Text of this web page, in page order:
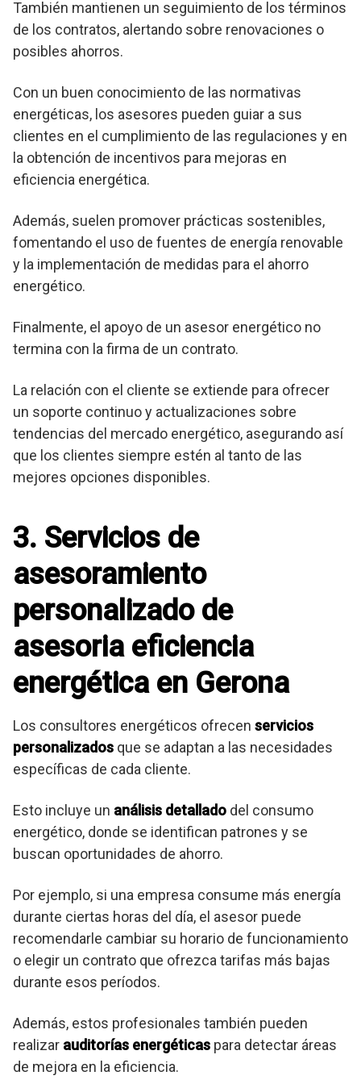
También mantienen un seguimiento de los términos
de los contratos, alertando sobre renovaciones o
posibles ahorros.
Con un buen conocimiento de las normativas
energéticas, los asesores pueden guiar a sus
clientes en el cumplimiento de las regulaciones y en
la obtención de incentivos para mejoras en
eficiencia energética.
Además, suelen promover prácticas sostenibles,
fomentando el uso de fuentes de energía renovable
y la implementación de medidas para el ahorro
energético.
Finalmente, el apoyo de un asesor energético no
termina con la firma de un contrato.
La relación con el cliente se extiende para ofrecer
un soporte continuo y actualizaciones sobre
tendencias del mercado energético, asegurando así
que los clientes siempre estén al tanto de las
mejores opciones disponibles.
3. Servicios de
asesoramiento
personalizado de
asesoria eficiencia
energética en Gerona
Los consultores energéticos ofrecen servicios
personalizados que se adaptan a las necesidades
específicas de cada cliente.
Esto incluye un análisis detallado del consumo
energético, donde se identifican patrones y se
buscan oportunidades de ahorro.
Por ejemplo, si una empresa consume más energía
durante ciertas horas del día, el asesor puede
recomendarle cambiar su horario de funcionamiento
o elegir un contrato que ofrezca tarifas más bajas
durante esos períodos.
Además, estos profesionales también pueden
realizar auditorías energéticas para detectar áreas
de mejora en la eficiencia.